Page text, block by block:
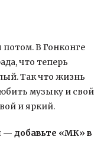
В Гонконге
что теперь
Так что жизнь
музыку и свой
и яркий.
добавьте «МК» в